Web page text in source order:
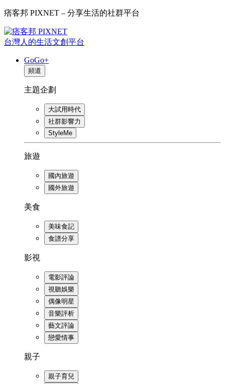
痞客邦 PIXNET – 分享生活的社群平台
台灣人的生活文創平台
GoGo+
頻道
主題企劃
大試用時代
社群影響力
StyleMe
旅遊
國內旅遊
國外旅遊
美食
美味食記
食譜分享
影視
電影評論
視聽娛樂
偶像明星
音樂評析
藝文評論
戀愛情事
親子
親子育兒